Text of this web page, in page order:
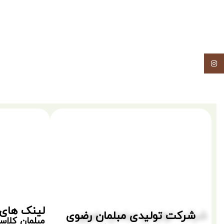
شرکت تولیدی مبلمان رضوی لینک
مبلمان